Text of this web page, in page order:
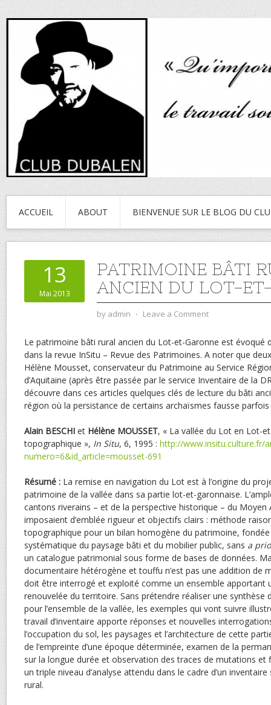
ACCUEIL ABOUT BIENVENUE SUR LE BLOG DU
13
Mai 2013
PATRIMOINE BÂTI
ANCIEN DU LOT-
by admin ⋅ Leave a Comment
Le patrimoine bâti rural ancien du Lot-et-Garonne est évoqué
dans la revue InSitu – Revue des Patrimoines. A noter que
Hélène Mousset, conservateur du Patrimoine au Service
d’Aquitaine (après être passée par le service Inventaire de la
découvre dans ces articles quelques clés de lecture du bâti
région où la persistance de certains archaïsmes fausse
Alain BESCHI et Hélène MOUSSET, « La vallée du Lot en Lot-
topographique », In Situ, 6, 1995 : http://www.insitu.culture.fr/
numero=6&id_article=mousset-691
Résumé : La remise en navigation du Lot est à l’origine du
patrimoine de la vallée dans sa partie lot-et-garonnaise.
cantons riverains – et de la perspective historique – du Moyen
imposaient d’emblée rigueur et objectifs clairs : méthode
topographique pour un bilan homogène du patrimoine,
systématique du paysage bâti et du mobilier public, sans a
un catalogue patrimonial sous forme de bases de données.
documentaire hétérogène et touffu n’est pas une addition de
doit être interrogé et exploité comme un ensemble apportant
renouvelée du territoire. Sans prétendre réaliser une synthèse
pour l’ensemble de la vallée, les exemples qui vont suivre
travail d’inventaire apporte réponses et nouvelles
l’occupation du sol, les paysages et l’architecture de cette
de l’empreinte d’une époque déterminée, examen de la
sur la longue durée et observation des traces de mutations et
un triple niveau d’analyse attendu dans le cadre d’un
rural.